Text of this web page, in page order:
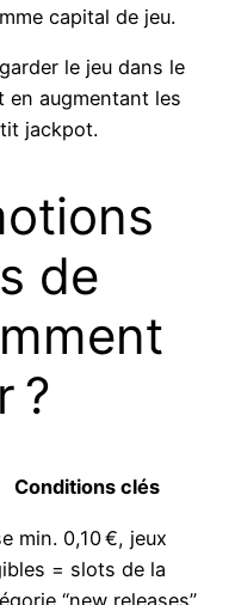
capital de jeu.
le jeu dans le
en augmentant les
jackpot.
de
?
Conditions clés
min. 0,10 €, jeux
= slots de la